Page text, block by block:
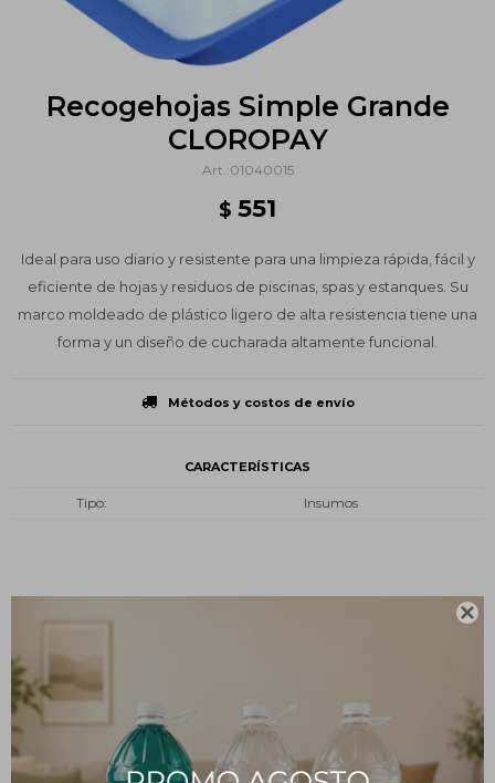

Recogehojas Simple Grande
CLOROPAY
01040015
$ 551
Ideal para uso diario y resistente para una limpieza rápida, fácil y
eficiente de hojas y residuos de piscinas, spas y estanques. Su
marco moldeado de plástico ligero de alta resistencia tiene una
forma y un diseño de cucharada altamente funcional.
Métodos y costos de envío
CARACTERÍSTICAS
Tipo Insumos
Está diseñado con un borde biselado que hace que sea más fácil
de deslizar y maniobrar a lo largo de la superficie de la piscina,
mientras que proporciona una potencia adicional de recogida
para una limpieza más rápida y fácil de la piscina, lo que te ahorra